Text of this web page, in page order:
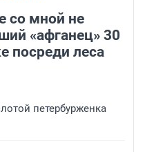
со мной не
«афганец» 30
посреди леса
петербурженка